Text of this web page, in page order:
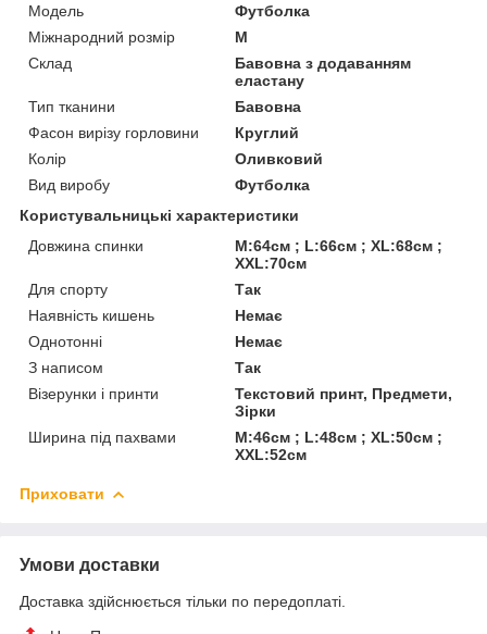
Модель
Футболка
Міжнародний розмір
M
Склад
Бавовна з додаванням
еластану
Тип тканини
Бавовна
Фасон вирізу горловини
Круглий
Колір
Оливковий
Вид виробу
Футболка
Користувальницькі характеристики
Довжина спинки
M:64см ; L:66см ; XL:68см ;
XXL:70см
Для спорту
Так
Наявність кишень
Немає
Однотонні
Немає
З написом
Так
Візерунки і принти
Текстовий принт, Предмети,
Зірки
Ширина під пахвами
M:46см ; L:48см ; XL:50см ;
XXL:52см
Приховати
Умови доставки
Доставка здійснюється тільки по передоплаті.